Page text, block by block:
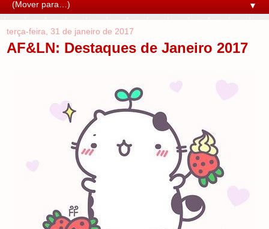
▼
terça-feira, 31 de janeiro de 2017
AF&LN: Destaques de Janeiro 2017